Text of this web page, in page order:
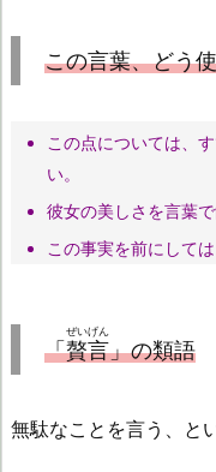
この言葉、どう
この点については、
い。
彼女の美しさを言葉で
この事実を前にして
「贅言
ぜいげん
」の類語
無駄なことを言う、と